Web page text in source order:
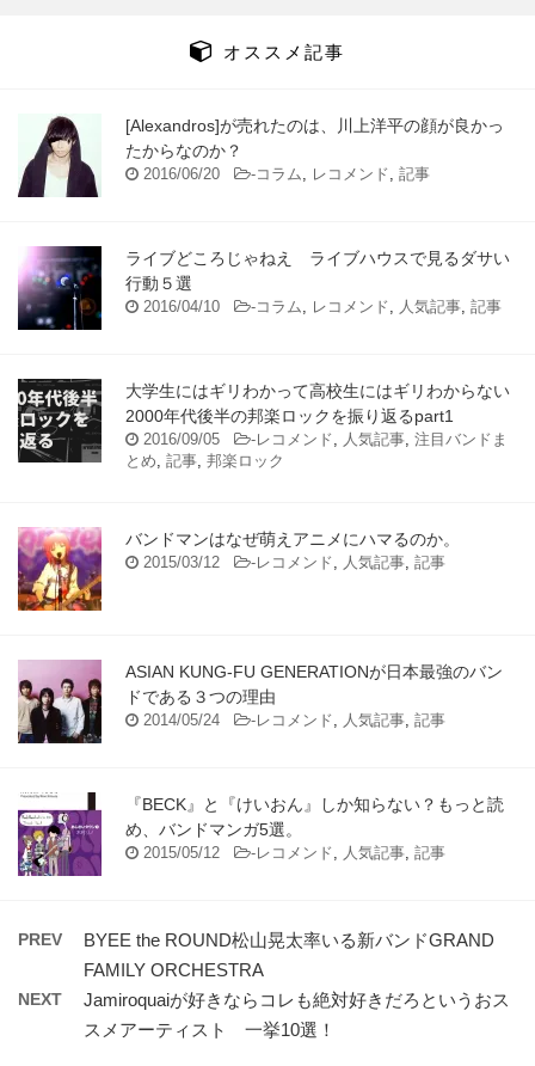
オススメ記事
[Alexandros]が売れたのは、川上洋平の顔が良かっ
たからなのか？
2016/06/20 -コラム, レコメンド, 記事
ライブどころじゃねえ ライブハウスで見るダサい
行動５選
2016/04/10 -コラム, レコメンド, 人気記事, 記事
大学生にはギリわかって高校生にはギリわからない
2000年代後半の邦楽ロックを振り返るpart1
2016/09/05 -レコメンド, 人気記事, 注目バンドま
とめ, 記事, 邦楽ロック
バンドマンはなぜ萌えアニメにハマるのか。
2015/03/12 -レコメンド, 人気記事, 記事
ASIAN KUNG-FU GENERATIONが日本最強のバン
ドである３つの理由
2014/05/24 -レコメンド, 人気記事, 記事
『BECK』と『けいおん』しか知らない？もっと読
め、バンドマンガ5選。
2015/05/12 -レコメンド, 人気記事, 記事
PREV
BYEE the ROUND松山晃太率いる新バンドGRAND
FAMILY ORCHESTRA
NEXT
Jamiroquaiが好きならコレも絶対好きだろというおス
スメアーティスト 一挙10選！